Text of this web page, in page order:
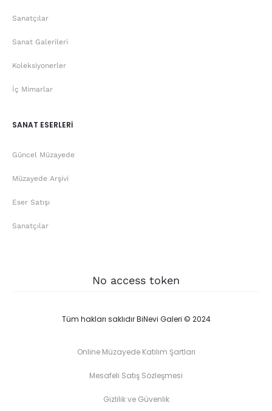
Sanatçılar
Sanat Galerileri
Koleksiyonerler
İç Mimarlar
SANAT ESERLERİ
Güncel Müzayede
Müzayede Arşivi
Eser Satışı
Sanatçılar
No access token
Tüm hakları saklıdır BiNevi Galeri © 2024
Online Müzayede Katılım Şartları
Mesafeli Satış Sözleşmesi
Gizlilik ve Güvenlik